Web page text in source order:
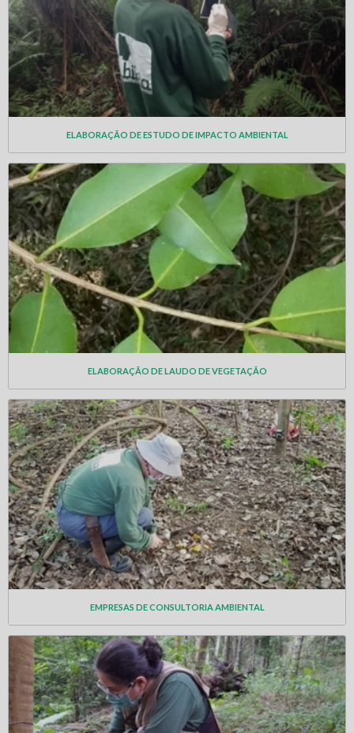
ELABORAÇÃO DE ESTUDO DE IMPACTO AMBIENTAL
ELABORAÇÃO DE LAUDO DE VEGETAÇÃO
EMPRESAS DE CONSULTORIA AMBIENTAL